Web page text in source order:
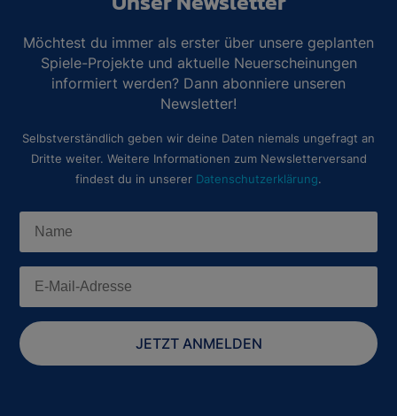
Möchtest du immer als erster über unsere geplanten
Spiele-Projekte und aktuelle Neuerscheinungen
informiert werden? Dann abonniere unseren
Newsletter!
Selbstverständlich geben wir deine Daten niemals ungefragt an
Dritte weiter. Weitere Informationen zum Newsletterversand
findest du in unserer Datenschutzerklärung.
JETZT ANMELDEN